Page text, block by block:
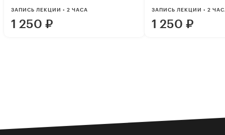
ЗАПИСЬ ЛЕКЦИИ • 2 ЧАСА
1 250 ₽
ЗАПИСЬ ЛЕКЦИИ • 2
1 250 ₽